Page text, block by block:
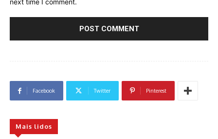
next time I comment.
Facebook Twitter Pinterest
Mais lidos